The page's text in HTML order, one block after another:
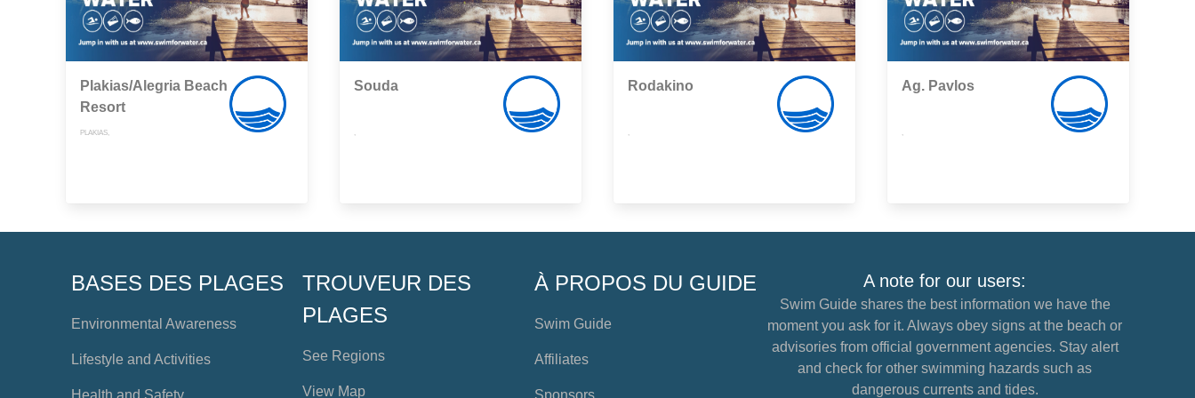
Plakias/Alegria Beach
Resort
PLAKIAS,
Souda Rodakino Ag. Pavlos
BASES DES PLAGES
Environmental Awareness
Lifestyle and Activities
Health and Safety
TROUVEUR DES
PLAGES
See Regions
View Map
À PROPOS DU GUIDE
Swim Guide
Affiliates
Sponsors
A note for our users:
Swim Guide shares the best information we have the
moment you ask for it. Always obey signs at the beach or
advisories from official government agencies. Stay alert
and check for other swimming hazards such as
dangerous currents and tides.